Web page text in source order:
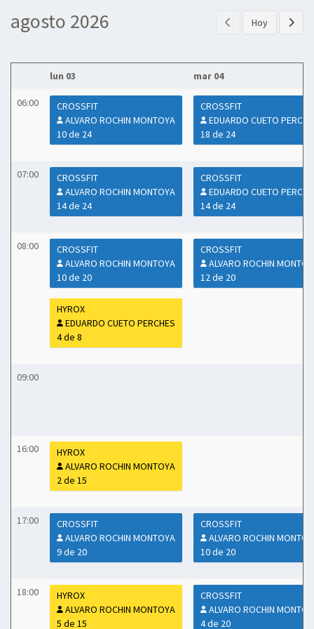
agosto 2026 Hoy
lun 03 mar 04
06:00
CROSSFIT
ALVARO ROCHIN MONTOYA
10 de 24
CROSSFIT
EDUARDO CUETO
18 de 24
07:00
CROSSFIT
ALVARO ROCHIN MONTOYA
14 de 24
CROSSFIT
EDUARDO CUETO
14 de 24
08:00
CROSSFIT
ALVARO ROCHIN MONTOYA
10 de 20
HYROX
EDUARDO CUETO PERCHES
4 de 8
CROSSFIT
ALVARO ROCHIN
12 de 20
09:00
16:00
HYROX
ALVARO ROCHIN MONTOYA
2 de 15
17:00
CROSSFIT
ALVARO ROCHIN MONTOYA
9 de 20
CROSSFIT
ALVARO ROCHIN
10 de 20
18:00
HYROX
ALVARO ROCHIN MONTOYA
5 de 15
CROSSFIT
ALVARO ROCHIN
4 de 20